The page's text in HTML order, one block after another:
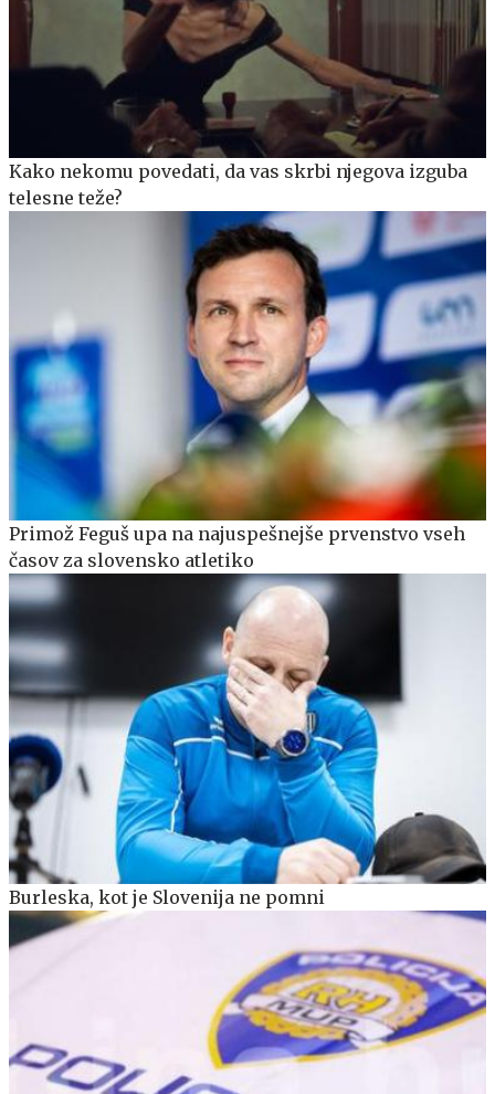
Kako nekomu povedati, da vas skrbi njegova izguba
telesne teže?
Primož Feguš upa na najuspešnejše prvenstvo vseh
časov za slovensko atletiko
Burleska, kot je Slovenija ne pomni